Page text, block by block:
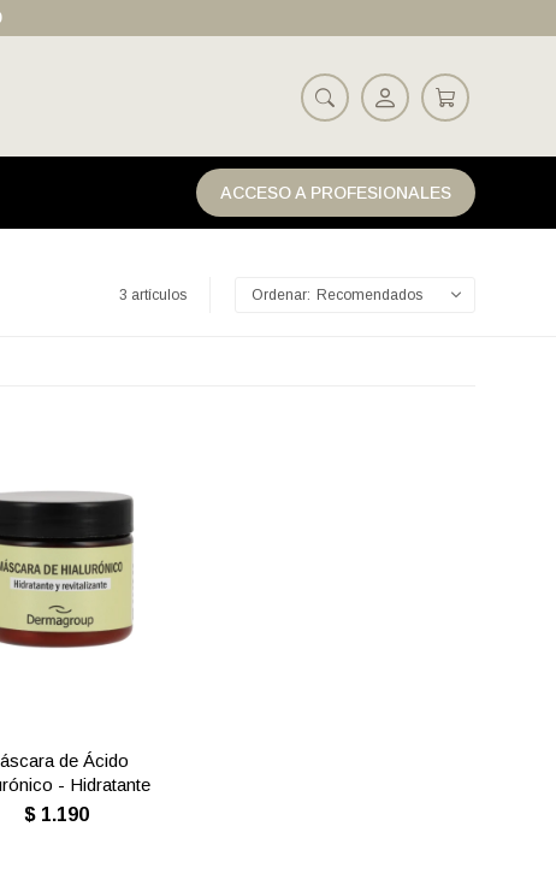
ACCESO A PROFESIONALES
3 artículos Recomendados
de Ácido
- Hidratante
$ 1.190